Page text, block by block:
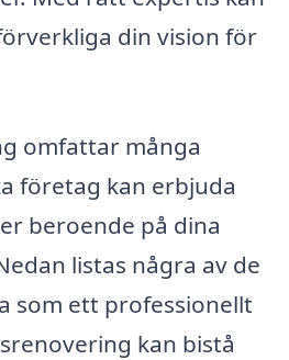
din vision för
omfattar många
företag kan erbjuda
beroende på dina
listas några av de
som ett professionellt
kan bistå